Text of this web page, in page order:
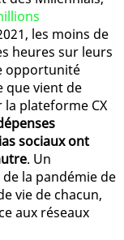
les moins de
heures sur leurs
opportunité
que vient de
plateforme CX
sociaux ont
. Un
la pandémie de
vie de chacun,
aux réseaux